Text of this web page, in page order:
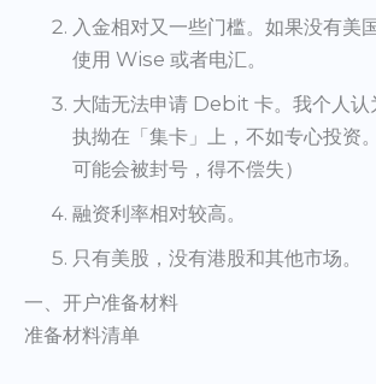
入金相对又一些门槛。如果没有美
使用 Wise 或者电汇。
大陆无法申请 Debit 卡。我个人认
执拗在「集卡」上，不如专心投资
可能会被封号，得不偿失）
融资利率相对较高。
只有美股，没有港股和其他市场。
一、开户准备材料
准备材料清单